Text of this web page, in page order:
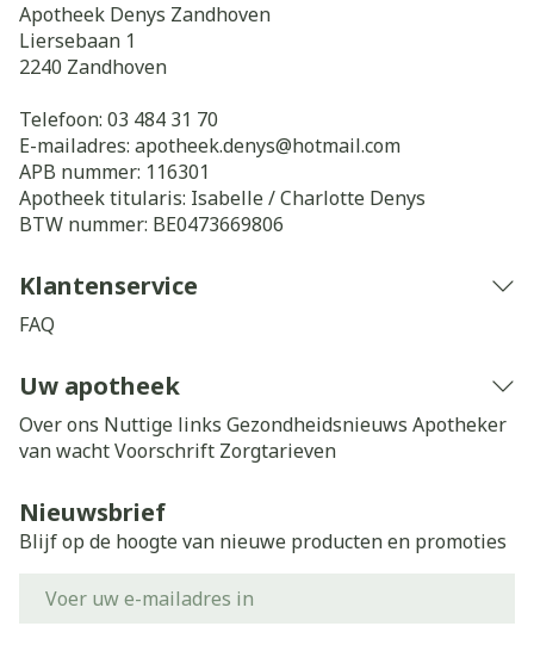
Apotheek Denys Zandhoven
Liersebaan 1
2240 Zandhoven
Telefoon: 03 484 31 70
E-mailadres: apotheek.denys@hotmail.com
APB nummer: 116301
Apotheek titularis: Isabelle / Charlotte Denys
BTW nummer: BE0473669806
Klantenservice
FAQ
Uw apotheek
Over ons Nuttige links Gezondheidsnieuws Apotheker
van wachtVoorschrift Zorgtarieven
Nieuwsbrief
Blijf op de hoogte van nieuwe producten en promoties